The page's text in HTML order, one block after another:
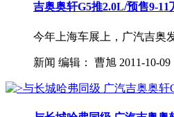
吉奥奥轩G5推2.0L/预售9-11
今年上海车展上，广汽吉奥
新闻 编辑： 曹旭 2011-10-09